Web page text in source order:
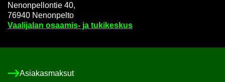
Ne­non­pel­lon­tie 40,
76940 Ne­non­pel­to
Vaa­li­ja­lan osaamis-​ ja tu­ki­kes­kus
Asia­kas­mak­sut